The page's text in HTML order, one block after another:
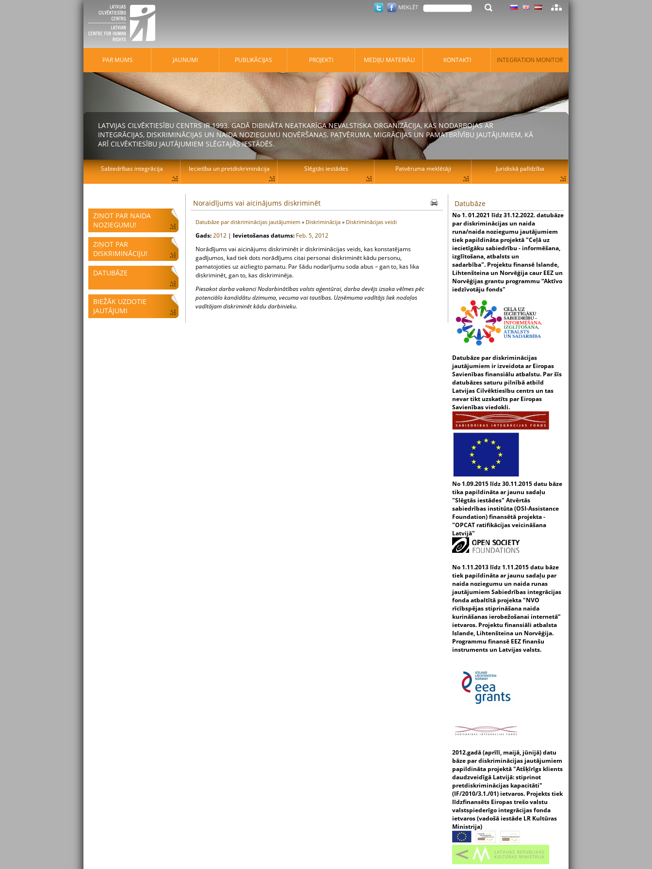
ZIŅOT PAR NAIDA
NOZIEGUMU!
ZIŅOT PAR
DISKRIMINĀCIJU!
DATUBĀZE
BIEŽĀK UZDOTIE
JAUTĀJUMI
Noraidījums vai aicinājums diskriminēt
Datubāze par diskriminācijas jautājumiem » Diskriminācija » Diskriminācijas veidi
Gads:2012 | Ievietošanas datums: Feb. 5, 2012
Norādījums vai aicinājums diskriminēt ir diskriminācijas veids, kas konstatējams
gadījumos, kad tiek dots norādījums citai personai diskriminēt kādu personu,
pamatojoties uz aizliegto pamatu. Par šādu nodarījumu soda abus – gan to, kas lika
diskriminēt, gan to, kas diskriminēja.
Piesakot darba vakanci Nodarbinātības valsts aģentūrai, darba devējs izsaka vēlmes pēc
potenciālo kandidātu dzimuma, vecuma vai tautības. Uzņēmuma vadītājs liek nodaļas
vadītājam diskriminēt kādu darbinieku.
Datubāze
No 1. 01.2021 līdz 31.12.2022. datubāze
par diskriminācijas un naida
runa/naida noziegumu jautājumiem
tiek papildināta projektā "Ceļā uz
iecietīgāku sabiedrību - informēšana,
izglītošana, atbalsts un
sadarbība". Projektu finansē Islande,
Lihtenšteina un Norvēģija caur EEZ un
Norvēģijas grantu programmu “Aktīvo
iedzīvotāju fonds"
Datubāze par diskriminācijas
jautājumiem ir izveidota ar Eiropas
Savienības finansiālu atbalstu. Par šīs
datubāzes saturu pilnībā atbild
Latvijas Cilvēktiesību centrs un tas
nevar tikt uzskatīts par Eiropas
Savienības viedokli.
No 1.09.2015 līdz 30.11.2015 datu bāze
tika papildināta ar jaunu sadaļu
"Slēgtās iestādes" Atvērtās
sabiedrības institūta (OSI-Assistance
Foundation) finansētā projekta -
"OPCAT ratifikācijas veicināšana
Latvijā"
No 1.11.2013 līdz 1.11.2015 datu bāze
tiek papildināta ar jaunu sadaļu par
naida noziegumu un naida runas
jautājumiem Sabiedrības integrācijas
fonda atbaltītā projekta "NVO
rīcībspējas stiprināšana naida
kurināšanas ierobežošanai internetā”
ietvaros. Projektu finansiāli atbalsta
Islande, Lihtenšteina un Norvēģija.
Programmu finansē EEZ finanšu
instruments un Latvijas valsts.
2012.gadā (aprīlī, maijā, jūnijā) datu
bāze par diskriminācijas jautājumiem
papildināta projektā "Atšķīrīgs klients
daudzveidīgā Latvijā: stiprinot
pretdiskriminācijas kapacitāti"
(IF/2010/3.1./01) ietvaros. Projekts tiek
līdzfinansēts Eiropas trešo valstu
valstspiederīgo integrācijas fonda
ietvaros (vadošā iestāde LR Kultūras
Ministrija)
MEKLĒT
PAR MUMS JAUNUMI PUBLIKĀCIJAS PROJEKTI MEDIJU MATERIĀLI KONTAKTI INTEGRATION MONITOR
LATVIJAS CILVĒKTIESĪBU CENTRS IR 1993. GADĀ DIBINĀTA NEATKARĪGA NEVALSTISKA ORGANIZĀCIJA, KAS NODARBOJAS AR
INTEGRĀCIJAS, DISKRIMINĀCIJAS UN NAIDA NOZIEGUMU NOVĒRŠANAS, PATVĒRUMA, MIGRĀCIJAS UN PAMATBRĪVĪBU JAUTĀJUMIEM, KĀ
ARĪ CILVĒKTIESĪBU JAUTĀJUMIEM SLĒGTAJĀS IESTĀDĒS.
Sabiedrības integrācija Iecietība un pretdiskriminācija Slēgtās iestādes Patvēruma meklētāji Juridiskā palīdzība